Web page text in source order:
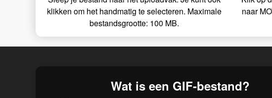
klikken om het handmatig te selecteren. Maximale
bestandsgrootte: 100 MB.
naar
Wat is een GIF-bestand?